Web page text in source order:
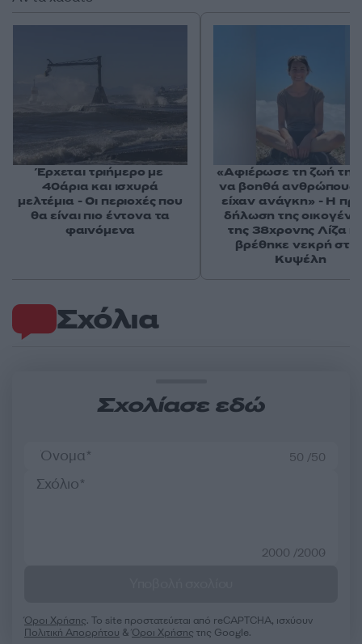
Σχόλια
Σχολίασε εδώ
50 /50
2000 /2000
Όροι Χρήσης. Το site προστατεύεται από reCAPTCHA, ισχύουν
Πολιτική Απορρήτου &Όροι Χρήσης της Google.
Έρχεται τριήμερο με
40άρια και ισχυρά
μελτέμια - Οι περιοχές που
θα είναι πιο έντονα τα
φαινόμενα
«Αφιέρωσε τη ζωή της
να βοηθά ανθρώπους
είχαν ανάγκη» - Η
δήλωση της
της 38χρονης Λίζα
βρέθηκε νεκρή
Κυψέλη